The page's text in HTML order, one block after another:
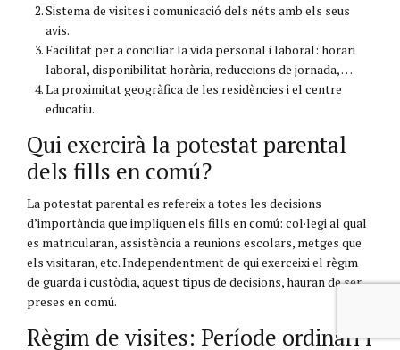
Sistema de visites i comunicació dels néts amb els seus
avis.
Facilitat per a conciliar la vida personal i laboral: horari
laboral, disponibilitat horària, reduccions de jornada, …
La proximitat geogràfica de les residències i el centre
educatiu.
Qui exercirà la potestat parental
dels fills en comú?
La potestat parental es refereix a totes les decisions
d’importància que impliquen els fills en comú: col·legi al qual
es matricularan, assistència a reunions escolars, metges que
els visitaran, etc. Independentment de qui exerceixi el règim
de guarda i custòdia, aquest tipus de decisions, hauran de ser
preses en comú.
Règim de visites: Període ordinari i